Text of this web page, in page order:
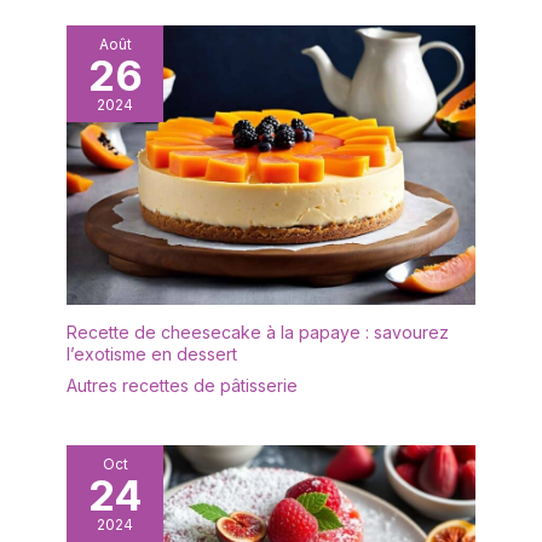
pâtisseries. Bon pour le
brunch, le dîner, la fête,
le mariage et bien
d'autres occasions
DESIGN: L'ensemble
d'assiettes est d'un
blanc éclatant avec une
forme rectangulaire
ergonomique et un
rebord étroit. Les
rebords empêchent les
déversements, gardent
le comptoir et la table
propres. Cadeau idéal
EMBALLAGE: Un
emballage bien conçu
protège la vaisselle en
toute sécurité pendant le
Août
26
2024
Recette de cheesecake à la papaye : savourez
l’exotisme en dessert
Autres recettes de pâtisserie
Oct
24
2024